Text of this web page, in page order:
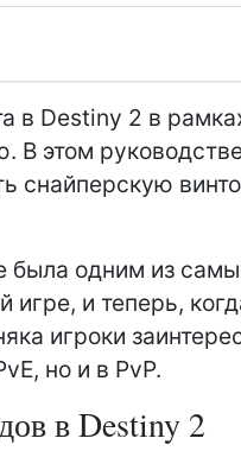
в Destiny 2 в
В этом
снайперскую
была одним из
и теперь,
игроки
но и в PvP.
в Destiny 2